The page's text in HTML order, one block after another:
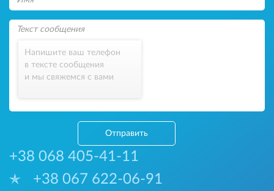
Напишите ваш телефон
в тексте сообщения
и мы свяжемся с вами
Отправить
+38 068 405-41-11
+38 067 622-06-91